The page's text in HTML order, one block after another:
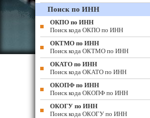
Поиск по ИНН
ОКПО по ИНН
Поиск кода ОКПО по ИНН
ОКТМО по ИНН
Поиск кода ОКТМО по ИНН
ОКАТО по ИНН
Поиск кода ОКАТО по ИНН
ОКОПФ по ИНН
Поиск кода ОКОПФ по ИНН
ОКОГУ по ИНН
Поиск кода ОКОГУ по ИНН